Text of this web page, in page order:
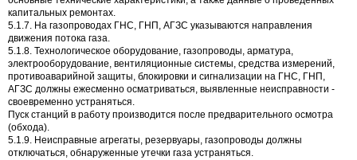
капитальных ремонтах.
5.1.7. На газопроводах ГНС, ГНП, АГЗС указываются направления
движения потока газа.
5.1.8. Технологическое оборудование, газопроводы, арматура,
электрооборудование, вентиляционные системы, средства измерений,
противоаварийной защиты, блокировки и сигнализации на ГНС, ГНП,
АГЗС должны ежесменно осматриваться, выявленные неисправности -
своевременно устраняться.
Пуск станций в работу производится после предварительного осмотра
(обхода).
5.1.9. Неисправные агрегаты, резервуары, газопроводы должны
отключаться, обнаруженные утечки газа устраняться.